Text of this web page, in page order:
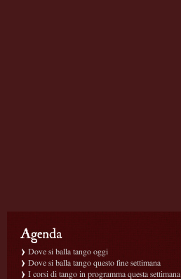
Dove si balla tango oggi
Dove si balla tango questo fine settimana
I corsi di tango in programma questa settimana